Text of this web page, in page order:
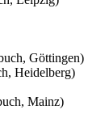
Göttingen)
Heidelberg)
Mainz)